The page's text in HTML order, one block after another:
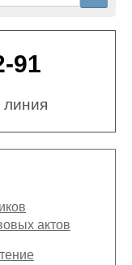
91
линия
актов